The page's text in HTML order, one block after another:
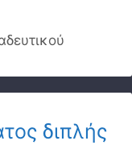
διπλής